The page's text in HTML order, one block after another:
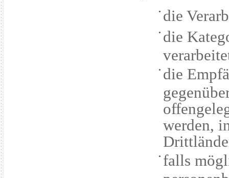
die
die
die
werden,
falls